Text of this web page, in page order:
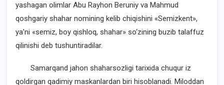
yashagan olimlar Abu Rayhon Beruniy va Mahmud
qoshgariy shahar nomining kelib chiqishini «Semizkent»,
ya’ni «semiz, boy qishloq, shahar» so‘zining buzib talaffuz
qilinishi deb tushuntiradilar.
Samarqand jahon shaharsozligi tarixida chuqur iz
qoldirgan qadimiy maskanlardan biri hisoblanadi. Miloddan